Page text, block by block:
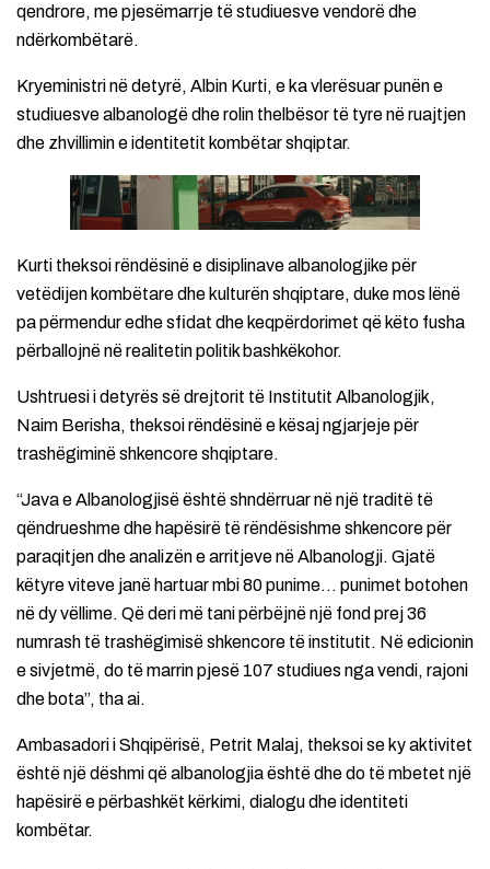
qendrore, me pjesëmarrje të studiuesve vendorë dhe
ndërkombëtarë.
Kryeministri në detyrë, Albin Kurti, e ka vlerësuar punën e
studiuesve albanologë dhe rolin thelbësor të tyre në ruajtjen
dhe zhvillimin e identitetit kombëtar shqiptar.
Kurti theksoi rëndësinë e disiplinave albanologjike për
vetëdijen kombëtare dhe kulturën shqiptare, duke mos lënë
pa përmendur edhe sfidat dhe keqpërdorimet që këto fusha
përballojnë në realitetin politik bashkëkohor.
Ushtruesi i detyrës së drejtorit të Institutit Albanologjik,
Naim Berisha, theksoi rëndësinë e kësaj ngjarjeje për
trashëgiminë shkencore shqiptare.
“Java e Albanologjisë është shndërruar në një traditë të
qëndrueshme dhe hapësirë të rëndësishme shkencore për
paraqitjen dhe analizën e arritjeve në Albanologji. Gjatë
këtyre viteve janë hartuar mbi 80 punime… punimet botohen
në dy vëllime. Që deri më tani përbëjnë një fond prej 36
numrash të trashëgimisë shkencore të institutit. Në edicionin
e sivjetmë, do të marrin pjesë 107 studiues nga vendi, rajoni
dhe bota”, tha ai.
Ambasadori i Shqipërisë, Petrit Malaj, theksoi se ky aktivitet
është një dëshmi që albanologjia është dhe do të mbetet një
hapësirë e përbashkët kërkimi, dialogu dhe identiteti
kombëtar.